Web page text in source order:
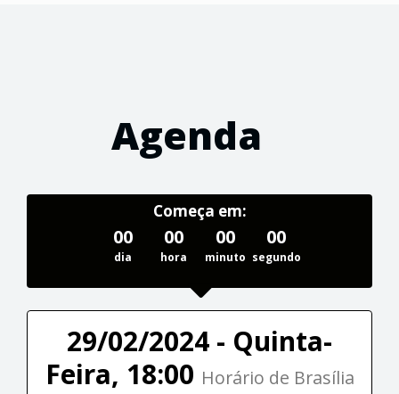
Agenda
Começa em:
00
dia
00
hora
00
minuto
00
segundo
29/02/2024 - Quinta-
Feira, 18:00 Horário de Brasília